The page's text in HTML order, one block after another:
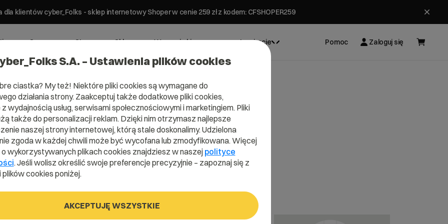
klientów cyber_Folks - sklep internetowy Shoper w cenie 259 zł z kodem: CFSHOPER259
Serwery Strony Sklepy Wsparcie biznesowe Inspiracje Pomoc Zaloguj się
przez Rsync?
usługi
Rsync?
S.A. – Ustawienia plików cookies
ciastka? My też! Niektóre pliki cookies są wymagane do
działania strony. Zaakceptuj także dodatkowe pliki cookies,
wydajnością usług, serwisami społecznościowymi i marketingiem. Pliki
także do personalizacji reklam. Dzięki nim otrzymasz najlepsze
naszej strony internetowej, którą stale doskonalimy. Udzielona
zgoda w każdej chwili może być wycofana lub zmodyfikowana. Więcej
wykorzystywanych plikach cookies znajdziesz w naszej polityce
. Jeśli wolisz określić swoje preferencje precyzyjnie – zapoznaj się z
cookies poniżej.
AKCEPTUJĘ WSZYSTKIE